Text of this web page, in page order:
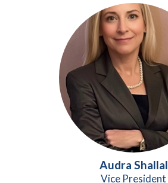
Audra Shallal
Vice President